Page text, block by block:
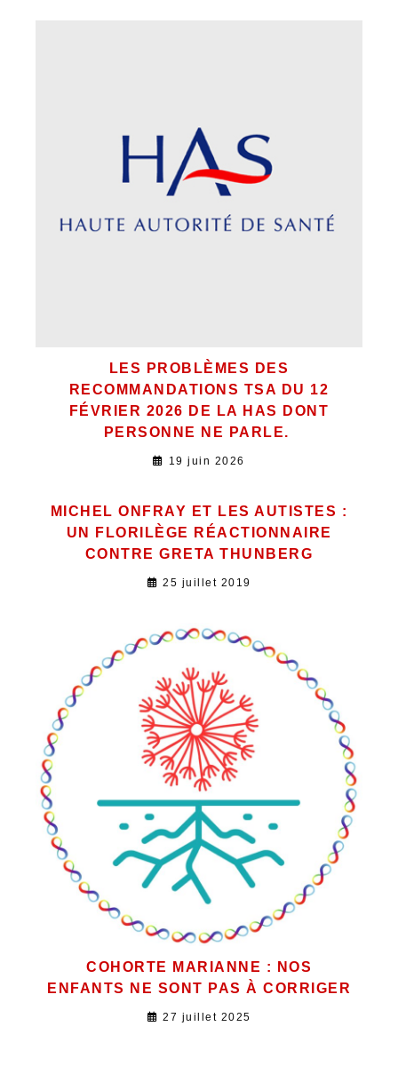
LES PROBLÈMES DES
RECOMMANDATIONS TSA DU 12
FÉVRIER 2026 DE LA HAS DONT
PERSONNE NE PARLE.
19 juin 2026
MICHEL ONFRAY ET LES AUTISTES :
UN FLORILÈGE RÉACTIONNAIRE
CONTRE GRETA THUNBERG
25 juillet 2019
COHORTE MARIANNE : NOS
ENFANTS NE SONT PAS À CORRIGER
27 juillet 2025